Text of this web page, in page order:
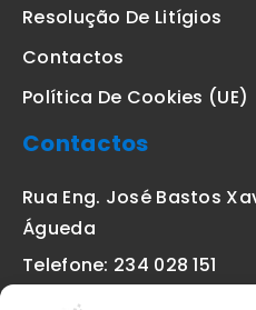
Resolução De Litígios
Contactos
Política De Cookies (UE)
Contactos
Rua Eng. José Bastos
Águeda
Telefone: 234 028 151